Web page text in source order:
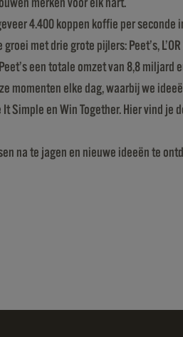
merken voor elk hart.
4.400 koppen koffie per
met drie grote pijlers: Peet’s,
een totale omzet van 8,8
elke dag, waarbij we
Simple en Win Together. Hier vind
na te jagen en nieuwe ideeën te